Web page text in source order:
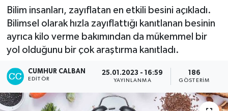
Bilim insanları, zayıflatan en etkili besini açıkladı.
Bilimsel olarak hızla zayıflattığı kanıtlanan besinin
ayrıca kilo verme bakımından da mükemmel bir
yol olduğunu bir çok araştırma kanıtladı.
CUMHUR CALBAN
EDITÖR
25.01.2023 - 16:59
YAYINLANMA
186
GÖSTERIM
EĞİTİM
SAĞLIK & SPOR
Süper Lig Puan Durumu ve Fikstür
Tüm Manşetler
Son Dakika Haberleri
Haber Arşivi